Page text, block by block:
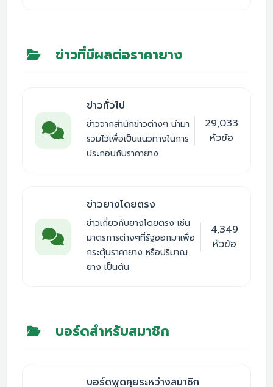
ข่าวที่มีผลต่อราคายาง
ข่าวทั่วไป
ข่าวจากสำนักข่าวต่างๆ นำมา
รวมไว้เพื่อเป็นแนวทางในการ
ประกอบกับราคายาง
29,033
หัวข้อ
ข่าวยางโดยตรง
ข่าวเกี่ยวกับยางโดยตรง เช่น
มาตรการต่างๆที่รัฐออกมาเพื่อ
กระตุ้นราคายาง หรือปริมาณ
ยาง เป็นต้น
4,349
หัวข้อ
บอร์ดสำหรับสมาชิก
บอร์ดพูดคุยระหว่างสมาชิก